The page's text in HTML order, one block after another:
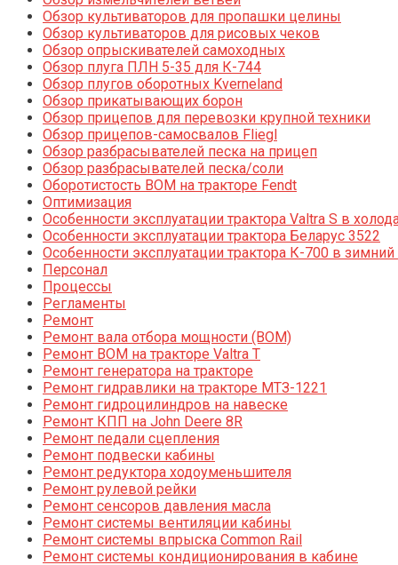
Обзор культиваторов для пропашки целины
Обзор культиваторов для рисовых чеков
Обзор опрыскивателей самоходных
Обзор плуга ПЛН 5-35 для К-744
Обзор плугов оборотных Kverneland
Обзор прикатывающих борон
Обзор прицепов для перевозки крупной техники
Обзор прицепов-самосвалов Fliegl
Обзор разбрасывателей песка на прицеп
Обзор разбрасывателей песка/соли
Оборотистость ВОМ на тракторе Fendt
Оптимизация
Особенности эксплуатации трактора Valtra S в
Особенности эксплуатации трактора Беларус 3522
Особенности эксплуатации трактора К-700 в
Персонал
Процессы
Регламенты
Ремонт
Ремонт вала отбора мощности (ВОМ)
Ремонт ВОМ на тракторе Valtra T
Ремонт генератора на тракторе
Ремонт гидравлики на тракторе МТЗ-1221
Ремонт гидроцилиндров на навеске
Ремонт КПП на John Deere 8R
Ремонт педали сцепления
Ремонт подвески кабины
Ремонт редуктора ходоуменьшителя
Ремонт рулевой рейки
Ремонт сенсоров давления масла
Ремонт системы вентиляции кабины
Ремонт системы впрыска Common Rail
Ремонт системы кондиционирования в кабине